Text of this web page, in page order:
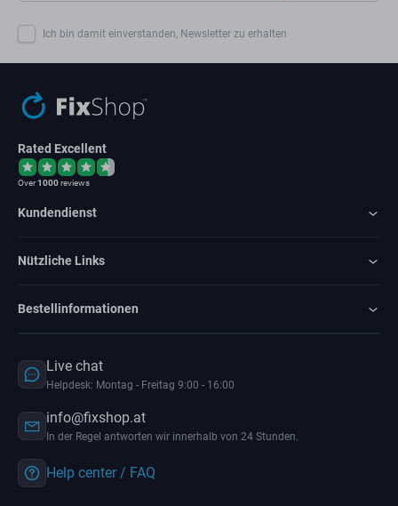
Ich bin damit einverstanden, Newsletter zu erhalten
Rated Excellent
Over1000reviews
Kundendienst
Nützliche Links
Bestellinformationen
Live chat
Helpdesk: Montag - Freitag 9:00 - 16:00
info@fixshop.at
In der Regel antworten wir innerhalb von 24 Stunden.
Help center / FAQ